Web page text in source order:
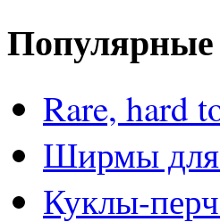
Популярные
Rare, hard
Ширмы для
Куклы-